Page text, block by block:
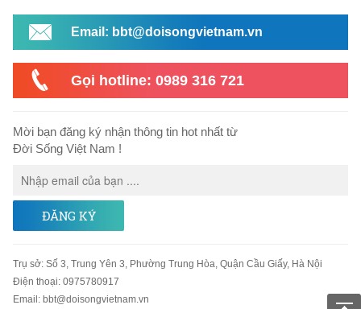
Email: bbt@doisongvietnam.vn
Gọi hotline: 0989 316 721
Mời bạn đăng ký nhận thông tin hot nhất từ
Đời Sống Việt Nam !
ĐĂNG KÝ
Trụ sở: Số 3, Trung Yên 3, Phường Trung Hòa, Quận Cầu Giấy, Hà Nội
Điện thoại: 0975780917
Email: bbt@doisongvietnam.vn